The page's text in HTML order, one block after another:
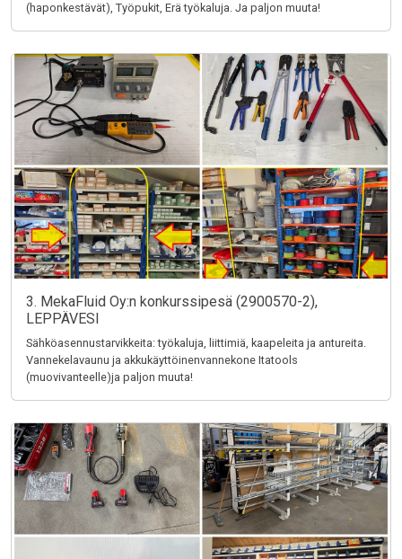
(haponkestävät), Työpukit, Erä työkaluja. Ja paljon muuta!
3. MekaFluid Oy:n konkurssipesä (2900570-2),
LEPPÄVESI
Sähköasennustarvikkeita: työkaluja, liittimiä, kaapeleita ja antureita.
Vannekelavaunu ja akkukäyttöinenvannekone Itatools
(muovivanteelle)ja paljon muuta!